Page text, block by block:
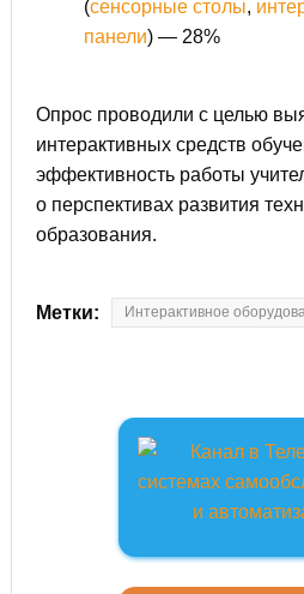
(сенсорные столы,
панели) — 28%
Опрос проводили с целью
интерактивных средств
эффективность работы
о перспективах развития
образования.
Метки: Интерактивное